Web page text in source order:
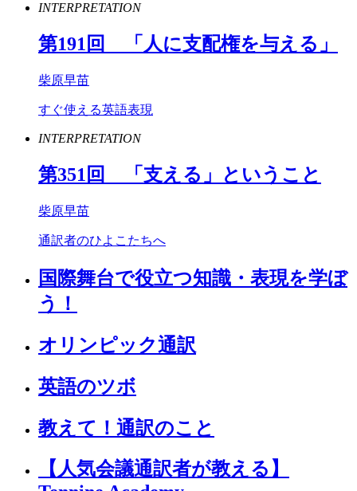
INTERPRETATION
第191 回 「人に支配権を与える」
柴原早苗
すぐ使える英語表現
INTERPRETATION
第351 回 「支える」ということ
柴原早苗
通訳者のひよこたちへ
国際舞台で役立つ知識・表現を学ぼ
う！
オリンピック通訳
英語のツボ
教えて！通訳のこと
【人気会議通訳者が教える】